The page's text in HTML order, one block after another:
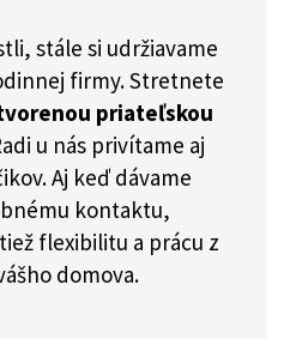
stále si udržiavame
firmy. Stretnete
priateľskou
u nás privítame aj
Aj keď dávame
kontaktu,
flexibilitu a prácu z
domova.